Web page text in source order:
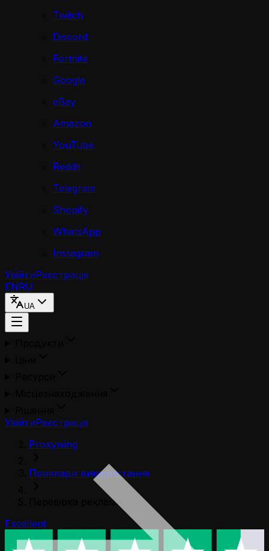
Twitch
Discord
Fortnite
Google
eBay
Amazon
YouTube
Reddit
Telegram
Shopify
WhatsApp
Instagram
УвійтиРеєстрація
ENRU
UA
УвійтиРеєстрація
Proxywing
Приклади використання
Перевірка реклами
Excellent